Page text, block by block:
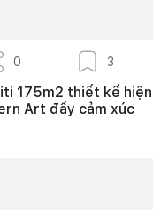
0 3
175m2 thiết kế
Art đầy cảm xúc